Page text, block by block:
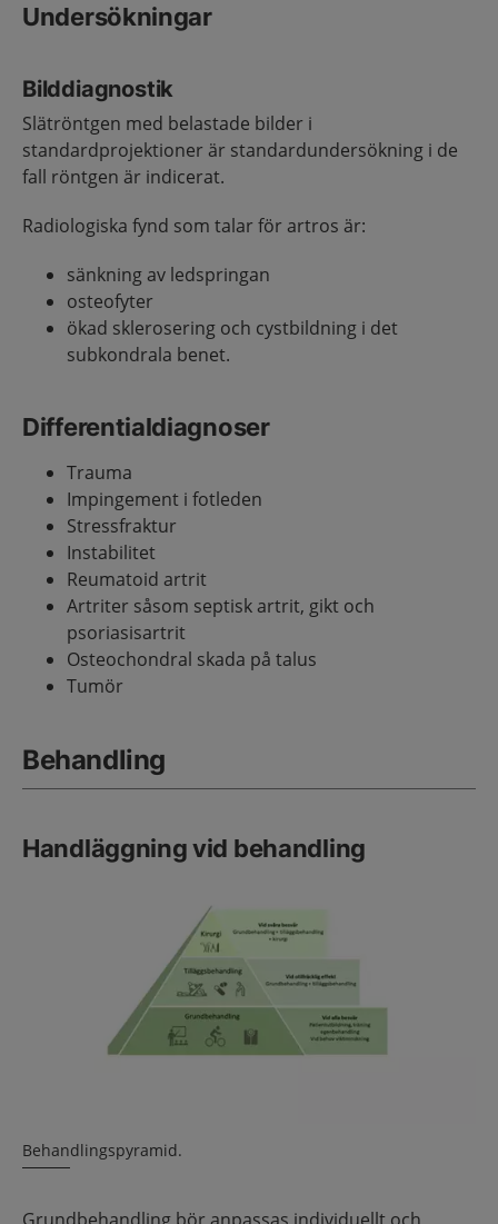
Undersökningar
Bilddiagnostik
Slätröntgen med belastade bilder i
standardprojektioner är standardundersökning i de
fall röntgen är indicerat.
Radiologiska fynd som talar för artros är:
sänkning av ledspringan
osteofyter
ökad sklerosering och cystbildning i det
subkondrala benet.
Differentialdiagnoser
Trauma
Impingement i fotleden
Stressfraktur
Instabilitet
Reumatoid artrit
Artriter såsom septisk artrit, gikt och
psoriasisartrit
Osteochondral skada på talus
Tumör
Behandling
Handläggning vid behandling
Behandlingspyramid.